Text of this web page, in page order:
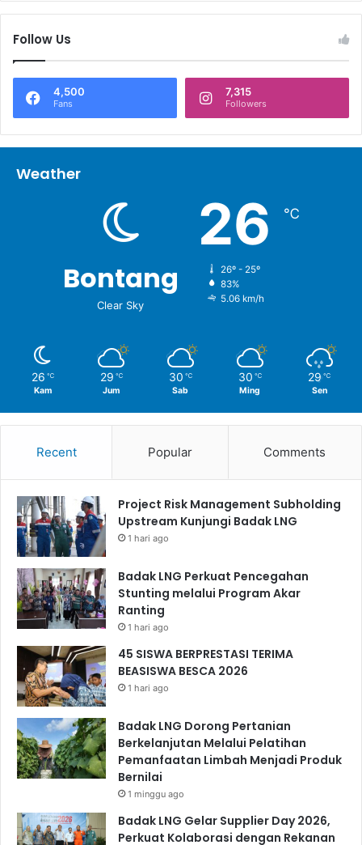
Follow Us
4,500
Fans
7,315
Followers
Weather
Bontang
Clear Sky
26 ℃
26º - 25º
83%
5.06 km/h
26 ℃
Kam
29 ℃
Jum
30 ℃
Sab
30 ℃
Ming
29 ℃
Sen
Recent Popular Comments
Project Risk Management Subholding
Upstream Kunjungi Badak LNG
1 hari ago
Badak LNG Perkuat Pencegahan
Stunting melalui Program Akar
Ranting
1 hari ago
45 SISWA BERPRESTASI TERIMA
BEASISWA BESCA 2026
1 hari ago
Badak LNG Dorong Pertanian
Berkelanjutan Melalui Pelatihan
Pemanfaatan Limbah Menjadi Produk
Bernilai
1 minggu ago
Badak LNG Gelar Supplier Day 2026,
Perkuat Kolaborasi dengan Rekanan